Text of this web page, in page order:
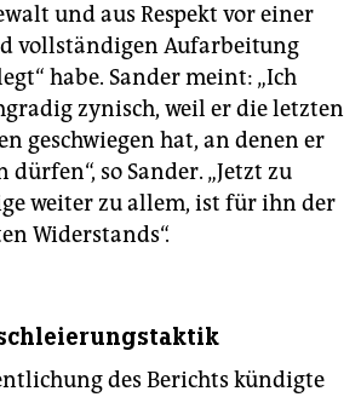
und aus Respekt vor einer
vollständigen Aufarbeitung
habe. Sander meint: „Ich
zynisch, weil er die letzten
geschwiegen hat, an denen er
so Sander. „Jetzt zu
weiter zu allem, ist für ihn der
Widerstands“.
des Berichts kündigte